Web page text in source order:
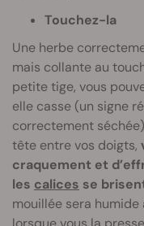
Touchez-la
Une herbe
mais collante au
petite tige, vous
elle casse (un signe
correctement
tête entre vos doigts,
craquement et
les calices se
mouillée sera